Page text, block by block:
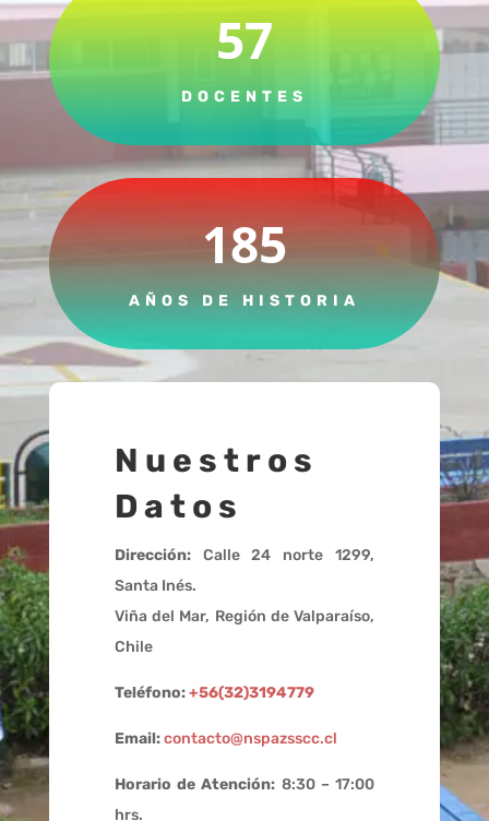
57
DOCENTES
185
AÑOS DE HISTORIA
Nuestros
Datos
Dirección:Calle 24 norte 1299,
Santa Inés.
Viña del Mar, Región de Valparaíso,
Chile
Teléfono:+56(32)3194779
Email:contacto@nspazsscc.cl
Horario de Atención: 8:30 – 17:00
hrs.